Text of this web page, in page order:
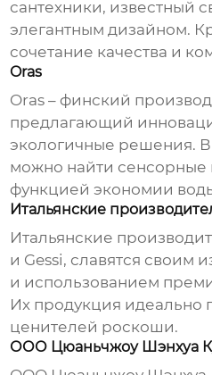
сантехники, известный
элегантным дизайном.
сочетание качества и
Oras
Oras – финский
предлагающий
экологичные решения. В
можно найти сенсорные
функцией экономии
Итальянские
Итальянские
и Gessi, славятся своим
и использованием
Их продукция идеально
ценителей роскоши.
ООО Цюаньчжоу Шэнхуа